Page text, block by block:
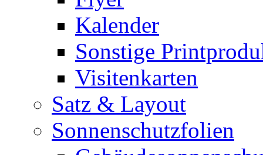
Kalender
Sonstige
Visitenkarten
Satz & Layout
Sonnenschutzfolien